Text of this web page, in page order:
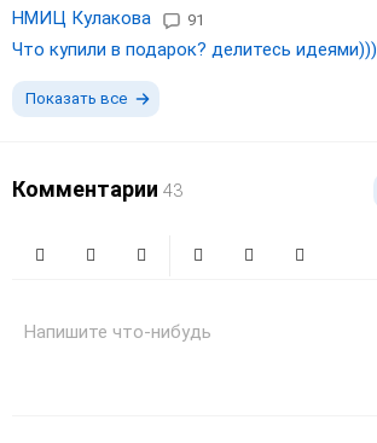
НМИЦ Кулакова 91
Что купили в подарок? делитесь идеями)))
Показать все
Комментарии 43
Напишите что-нибудь